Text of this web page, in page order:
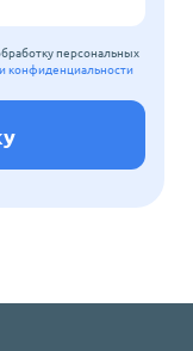
персональных
конфиденциальности